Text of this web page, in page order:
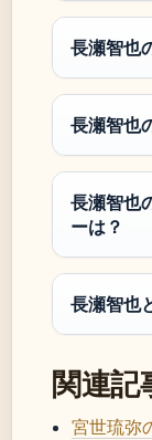
長瀬智也
長瀬智也
長瀬智也
ーは？
長瀬智也
関連記
宮世琉弥